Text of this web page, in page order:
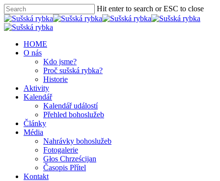
Hit enter to search or ESC to close
HOME
O nás
Kdo jsme?
Proč sušská rybka?
Historie
Aktivity
Kalendář
Kalendář událostí
Přehled bohoslužeb
Články
Média
Nahrávky bohoslužeb
Fotogalerie
Głos Chrześcijan
Časopis Přítel
Kontakt